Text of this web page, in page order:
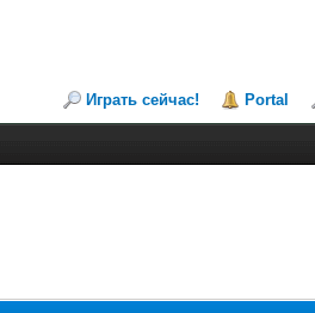
Играть сейчас! Portal